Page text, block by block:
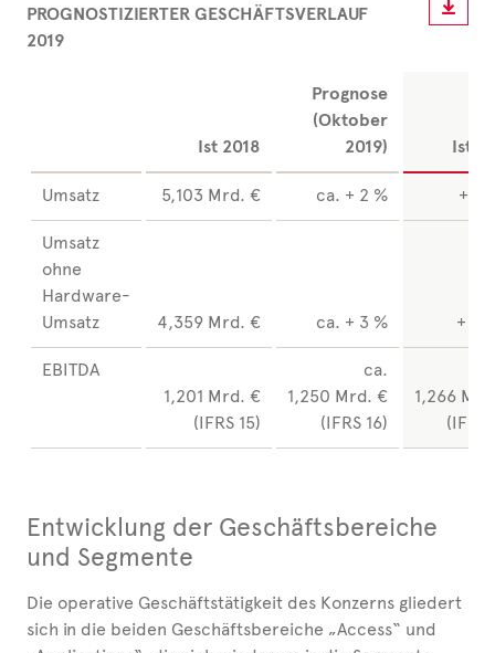
PROGNOSTIZIERTER GESCHÄFTSVERLAUF
2019
Ist 2018
Prognose
(Oktober
2019)
Ist
Umsatz 5,103 Mrd. € ca. + 2 % +
Umsatz
ohne
Hardware-
Umsatz
4,359 Mrd. € ca. + 3 % +
EBITDA
1,201 Mrd. €
(IFRS 15)
ca.
1,250 Mrd. €
(IFRS 16)
1,266
(IFRS
Entwicklung der Geschäftsbereiche
und Segmente
Die operative Geschäftstätigkeit des Konzerns gliedert
sich in die beiden Geschäftsbereiche „Access“ und